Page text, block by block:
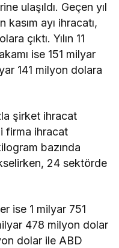
ulaşıldı. Geçen yıl
ayı ihracatı,
çıktı. Yılın 11
ise 151 milyar
141 milyon dolara
şirket ihracat
firma ihracat
bazında
24 sektörde
ise 1 milyar 751
478 milyon dolar
dolar ile ABD